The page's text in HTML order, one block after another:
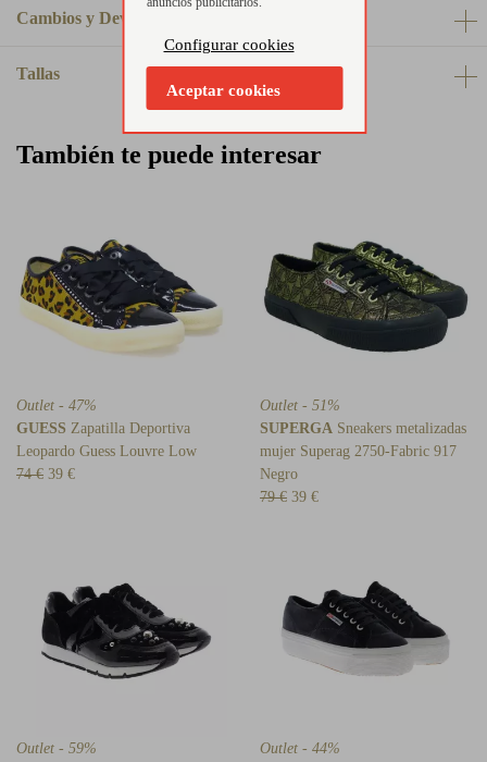
Cambios y Devoluciones
Tallas
También te puede interesar
Outlet - 47%
GUESS Zapatilla Deportiva
Leopardo Guess Louvre Low
74 € 39 €
Outlet - 51%
SUPERGA Sneakers metalizadas
mujer Superag 2750-Fabric 917
Negro
79 € 39 €
Outlet - 59%
Outlet - 44%
Configurar cookies
Aceptar cookies